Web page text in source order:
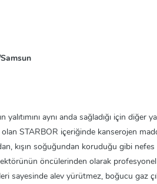
aynı anda sağladığı için diğer
STARBOR içeriğinde kanserojen
kışın soğuğundan koruduğu gibi nefes
öncülerinden olarak
sayesinde alev yürütmez, boğucu gaz